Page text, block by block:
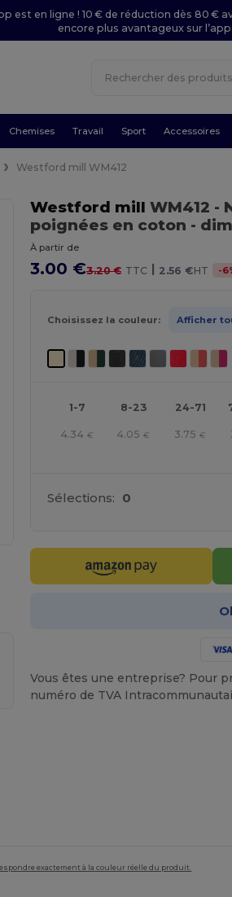
est en ligne ! 10 € de réduction dès 80 €
encore plus avantageux sur l’app
Chemises Travail Sport Accessoires
Westford mill WM412
Westford mill WM412 -
poignées en coton -
À partir de
3.00 €3.20 € TTC | 2.56 €HT -6
Choisissez la couleur: Afficher
1-7 8-23 24-71
4.34 € 4.05 € 3.75 €
Sélections: 0
Vous êtes une entreprise? Pour
numéro de TVA
exactement à la couleur réelle du produit.